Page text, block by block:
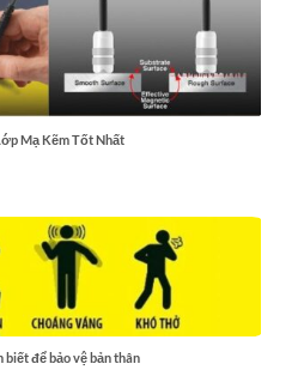
Mạ Kẽm Tốt Nhất
biết để bảo vệ bản thân